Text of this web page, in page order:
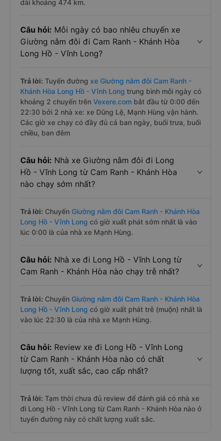
dài khoảng 474 km.
Câu hỏi: Mỗi ngày có bao nhiêu chuyến xe
Giường nằm đôi đi Cam Ranh - Khánh Hòa
Long Hồ - Vĩnh Long?
Trả lời: Tuyến đường xe Giường nằm đôi Cam Ranh -
Khánh Hòa Long Hồ - Vĩnh Long trung bình mỗi ngày có
khoảng 2 chuyến trên Vexere.com bắt đầu từ 0:00 đến
22:30 bởi 2 nhà xe: xe Dũng Lệ, Mạnh Hùng vận hành.
Các giờ xe chạy có đầy đủ cả ban ngày, buổi trưa, buổi
chiều, ban đêm
Câu hỏi: Nhà xe Giường nằm đôi đi Long
Hồ - Vĩnh Long từ Cam Ranh - Khánh Hòa
nào chạy sớm nhất?
Trả lời: Chuyến Giường nằm đôi Cam Ranh - Khánh Hòa
Long Hồ - Vĩnh Long có giờ xuất phát sớm nhất là vào
lúc 0:00 là của nhà xe Mạnh Hùng.
Câu hỏi: Nhà xe đi Long Hồ - Vĩnh Long từ
Cam Ranh - Khánh Hòa nào chạy trễ nhất?
Trả lời: Chuyến Giường nằm đôi Cam Ranh - Khánh Hòa
Long Hồ - Vĩnh Long có giờ xuất phát trễ (muộn) nhất là
vào lúc 22:30 là của nhà xe Mạnh Hùng.
Câu hỏi: Review xe đi Long Hồ - Vĩnh Long
từ Cam Ranh - Khánh Hòa nào có chất
lượng tốt, xuất sắc, cao cấp nhất?
Trả lời: Tạm thời chưa đủ review để đánh giá có nhà xe
đi Long Hồ - Vĩnh Long từ Cam Ranh - Khánh Hòa nào ở
tuyến đường này có chất lượng xuất sắc.